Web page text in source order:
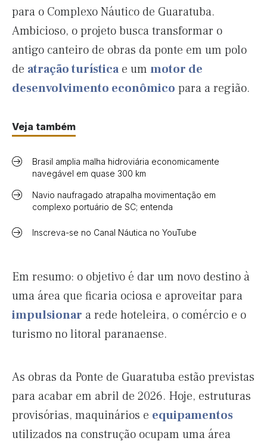
para o Complexo Náutico de Guaratuba.
Ambicioso, o projeto busca transformar o
antigo canteiro de obras da ponte em um polo
de atração turísticae um motor de
desenvolvimento econômico para a região.
Veja também
Brasil amplia malha hidroviária economicamente
navegável em quase 300 km
Navio naufragado atrapalha movimentação em
complexo portuário de SC; entenda
Inscreva-se no Canal Náutica no YouTube
Em resumo: o objetivo é dar um novo destino à
uma área que ficaria ociosa e aproveitar para
impulsionar a rede hoteleira, o comércio e o
turismo no litoral paranaense.
As obras da Ponte de Guaratuba estão previstas
para acabar em abril de 2026. Hoje, estruturas
provisórias, maquinários e equipamentos
utilizados na construção ocupam uma área